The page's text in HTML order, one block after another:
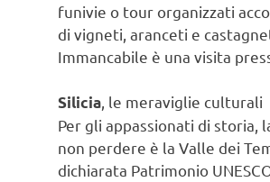
funivie o tour organizzati
di vigneti, aranceti e
Immancabile è una visita
Silicia, le meraviglie culturali
Per gli appassionati di storia,
non perdere è la Valle dei
dichiarata Patrimonio